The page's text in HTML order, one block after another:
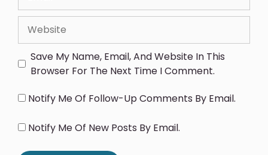
Save My Name, Email, And Website In This
Browser For The Next Time I Comment.
Notify Me Of Follow-Up Comments By Email.
Notify Me Of New Posts By Email.